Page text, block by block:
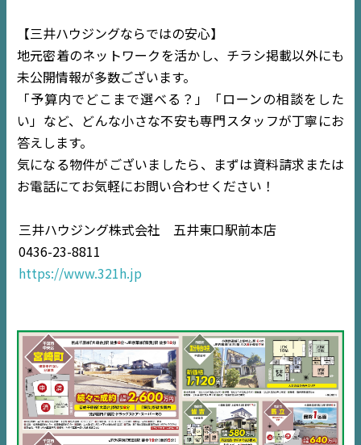
TOP
NEWS
市原
内房エリア
デジタルサイネージ
不動産一括査定
【三井ハウジングならではの安心】
地元密着のネットワークを活かし、チラシ掲載以外にも
未公開情報が多数ございます。
「予算内でどこまで選べる？」「ローンの相談をした
い」など、どんな小さな不安も専門スタッフが丁寧にお
答えします。
気になる物件がございましたら、まずは資料請求または
お電話にてお気軽にお問い合わせください！
三井ハウジング株式会社 五井東口駅前本店
0436-23-8811
https://www.321h.jp